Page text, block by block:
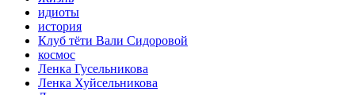
идиоты
история
Клуб тёти Вали Сидоровой
космос
Ленка Гусельникова
Ленка Хуйсельникова